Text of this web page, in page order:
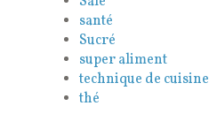
santé
Sucré
super aliment
technique de cuisine
thé